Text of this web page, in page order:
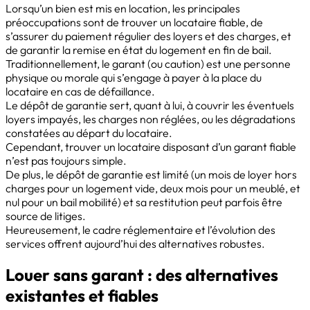
Lorsqu’un bien est mis en location, les principales
préoccupations sont de trouver un locataire fiable, de
s’assurer du paiement régulier des loyers et des charges, et
de garantir la remise en état du logement en fin de bail.
Traditionnellement, le garant (ou caution) est une personne
physique ou morale qui s’engage à payer à la place du
locataire en cas de défaillance.
Le dépôt de garantie sert, quant à lui, à couvrir les éventuels
loyers impayés, les charges non réglées, ou les dégradations
constatées au départ du locataire.
Cependant, trouver un locataire disposant d’un garant fiable
n’est pas toujours simple.
De plus, le dépôt de garantie est limité (un mois de loyer hors
charges pour un logement vide, deux mois pour un meublé, et
nul pour un bail mobilité) et sa restitution peut parfois être
source de litiges.
Heureusement, le cadre réglementaire et l’évolution des
services offrent aujourd’hui des alternatives robustes.
Louer sans garant : des alternatives
existantes et fiables